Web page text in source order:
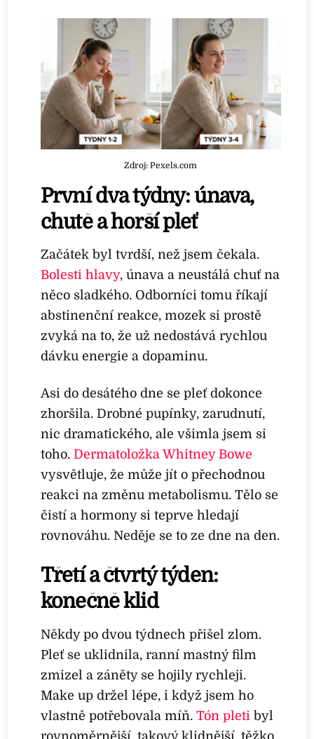
Zdroj: Pexels.com
První dva týdny: únava,
chutě a horší pleť
Začátek byl tvrdší, než jsem čekala.
Bolesti hlavy, únava a neustálá chuť na
něco sladkého. Odborníci tomu říkají
abstinenční reakce, mozek si prostě
zvyká na to, že už nedostává rychlou
dávku energie a dopaminu.
Asi do desátého dne se pleť dokonce
zhoršila. Drobné pupínky, zarudnutí,
nic dramatického, ale všimla jsem si
toho.Dermatoložka Whitney Bowe
vysvětluje, že může jít o přechodnou
reakci na změnu metabolismu. Tělo se
čistí a hormony si teprve hledají
rovnováhu. Neděje se to ze dne na den.
Třetí a čtvrtý týden:
konečně klid
Někdy po dvou týdnech přišel zlom.
Pleť se uklidnila, ranní mastný film
zmizel a záněty se hojily rychleji.
Make up držel lépe, i když jsem ho
vlastně potřebovala míň.Tón pleti byl
rovnoměrnější, takový klidnější, těžko